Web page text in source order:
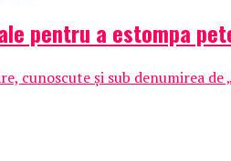
pentru a estompa
cunoscute și sub denumirea